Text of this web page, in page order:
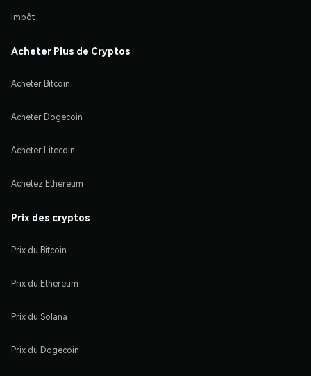
Impôt
Acheter Plus de Cryptos
Acheter Bitcoin
Acheter Dogecoin
Acheter Litecoin
Achetez Ethereum
Prix des cryptos
Prix du Bitcoin
Prix du Ethereum
Prix du Solana
Prix du Dogecoin